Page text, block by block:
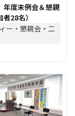
年度末例会＆懇親
28名）
ー・懇親会・二